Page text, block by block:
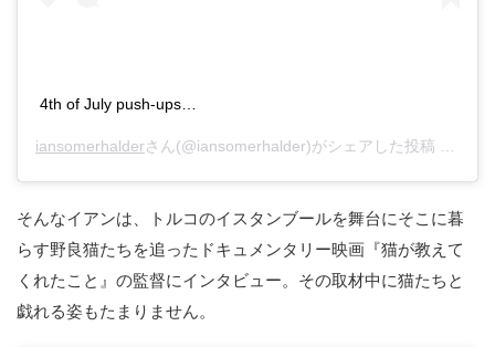
4th of July push-ups…
iansomerhalderさん(@iansomerhalder)がシェアした投稿 –
そんなイアンは、トルコのイスタンブールを舞台にそこに暮
らす野良猫たちを追ったドキュメンタリー映画『猫が教えて
くれたこと』の監督にインタビュー。その取材中に猫たちと
戯れる姿もたまりません。